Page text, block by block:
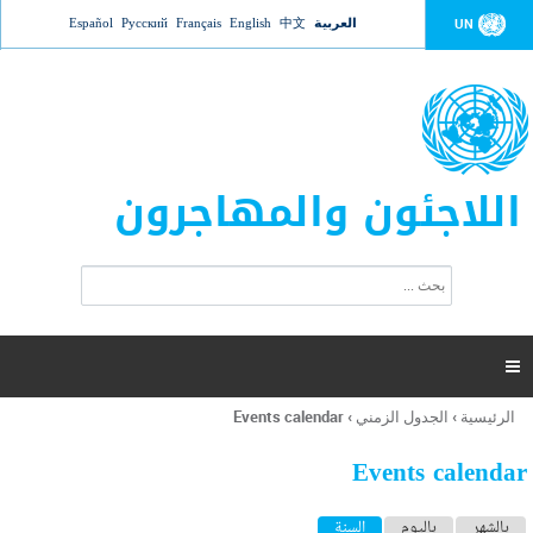
Jump to navigation UN العربية 中文
English
Français
Русский
Español
اللاجئون والمهاجرون
ت
ر
ل
ح
ب

أنت
هنا
الرئيسية › الجدول الزمني ›
Events calendar
Events calendar